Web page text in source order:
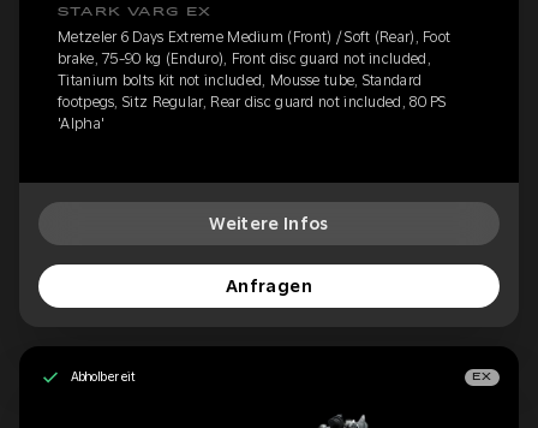
STARK VARG EX
Metzeler 6 Days Extreme Medium (Front) / Soft (Rear), Foot
brake, 75-90 kg (Enduro), Front disc guard not included,
Titanium bolts kit not included, Mousse tube, Standard
footpegs, Sitz Regular, Rear disc guard not included, 80 PS
'Alpha'
Weitere Infos
Anfragen
Abholbereit EX